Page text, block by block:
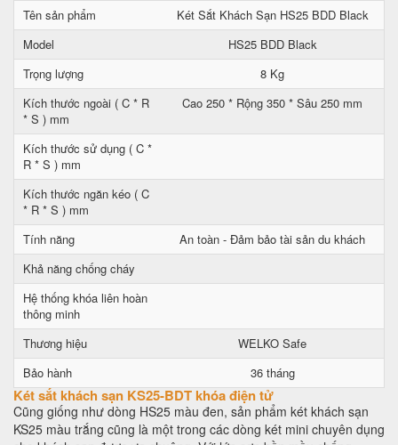
Tên sản phẩm
Két Sắt Khách Sạn HS25 BDD Black
Model
HS25 BDD Black
Trọng lượng
8 Kg
Kích thước ngoài ( C * R
* S ) mm
Cao 250 * Rộng 350 * Sâu 250 mm
Kích thước sử dụng ( C *
R * S ) mm
Kích thước ngăn kéo ( C
* R * S ) mm
Tính năng
An toàn - Đảm bảo tài sản du khách
Khả năng chống cháy
Hệ thống khóa liên hoàn
thông minh
Thương hiệu
WELKO Safe
Bảo hành
36 tháng
Két sắt khách sạn KS25-BDT khóa điện tử
Cũng giống như dòng HS25 màu đen, sản phẩm két khách sạn
KS25 màu trắng cũng là một trong các dòng két mini chuyên dụng